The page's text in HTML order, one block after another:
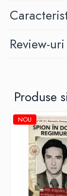
.
Review-uri
Produse
NOU